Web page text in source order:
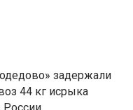
задержали
44 кг исрыка